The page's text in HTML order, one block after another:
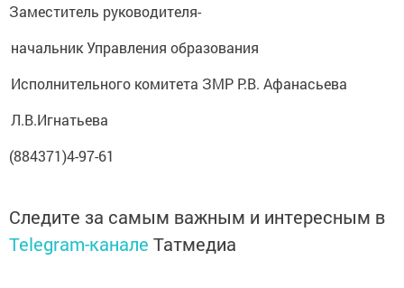
Заместитель руководителя-
начальник Управления образования
Исполнительного комитета ЗМР Р.В. Афанасьева
Л.В.Игнатьева
(884371)4-97-61
Следите за самым важным и интересным в
Telegram-канале Татмедиа